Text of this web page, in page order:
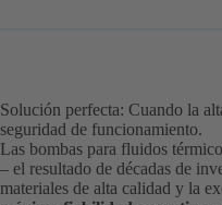
Solución perfecta: Cuando la
seguridad de funcionamiento.
Las bombas para fluidos
– el resultado de décadas de
materiales de alta calidad y la